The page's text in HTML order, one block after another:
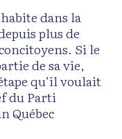
dans la
plus de
Si le
de sa vie,
qu’il voulait
du Parti
Québec